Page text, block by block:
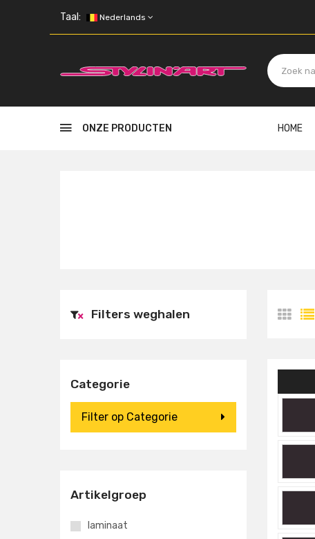
Taal: Nederlands
ONZE PRODUCTEN HOME
× Filters weghalen
Categorie
Filter op Categorie
Artikelgroep
laminaat